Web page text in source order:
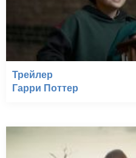
Трейлер
Гарри Поттер